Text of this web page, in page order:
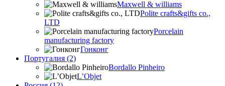
Maxwell & williams
Polite crafts&gifts co.,
LTD
Porcelain
manufacturing factory
Гонконг
Португалия (2)
Bordallo Pinheiro
L’Objet